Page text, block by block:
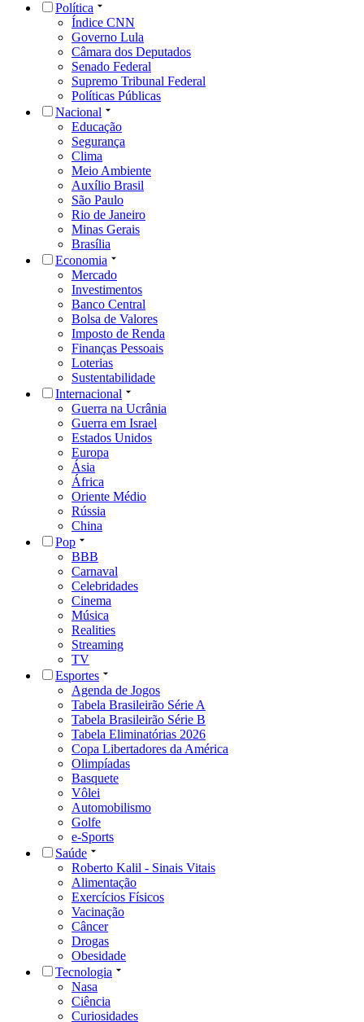
Política
Índice CNN
Governo Lula
Câmara dos Deputados
Senado Federal
Supremo Tribunal Federal
Políticas Públicas
Nacional
Educação
Segurança
Clima
Meio Ambiente
Auxílio Brasil
São Paulo
Rio de Janeiro
Minas Gerais
Brasília
Economia
Mercado
Investimentos
Banco Central
Bolsa de Valores
Imposto de Renda
Finanças Pessoais
Loterias
Sustentabilidade
Internacional
Guerra na Ucrânia
Guerra em Israel
Estados Unidos
Europa
Ásia
África
Oriente Médio
Rússia
China
Pop
BBB
Carnaval
Celebridades
Cinema
Música
Realities
Streaming
TV
Esportes
Agenda de Jogos
Tabela Brasileirão Série A
Tabela Brasileirão Série B
Tabela Eliminatórias 2026
Copa Libertadores da América
Olimpíadas
Basquete
Vôlei
Automobilismo
Golfe
e-Sports
Saúde
Roberto Kalil - Sinais Vitais
Alimentação
Exercícios Físicos
Vacinação
Câncer
Drogas
Obesidade
Tecnologia
Nasa
Ciência
Curiosidades